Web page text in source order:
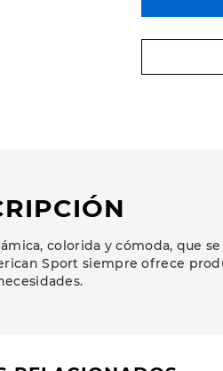
colorida y cómoda, que
Sport siempre ofrece